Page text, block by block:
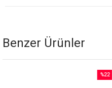
Benzer Ürünler
%22